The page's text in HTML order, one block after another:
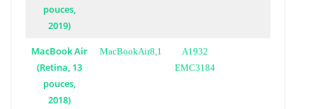
pouces,
2019)
MacBook Air
(Retina, 13
pouces,
2018)
MacBookAir8,1
A1932
EMC3184